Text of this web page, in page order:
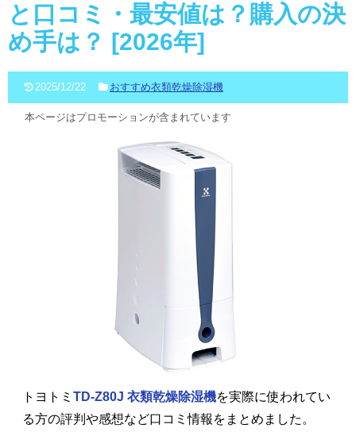
と口コミ・最安値は？購入の決
め手は？ [2026年]
2025/12/22 おすすめ衣類乾燥除湿機
本ページはプロモーションが含まれています
トヨトミ TD-Z80J 衣類乾燥除湿機を実際に使われてい
る方の評判や感想など口コミ情報をまとめました。